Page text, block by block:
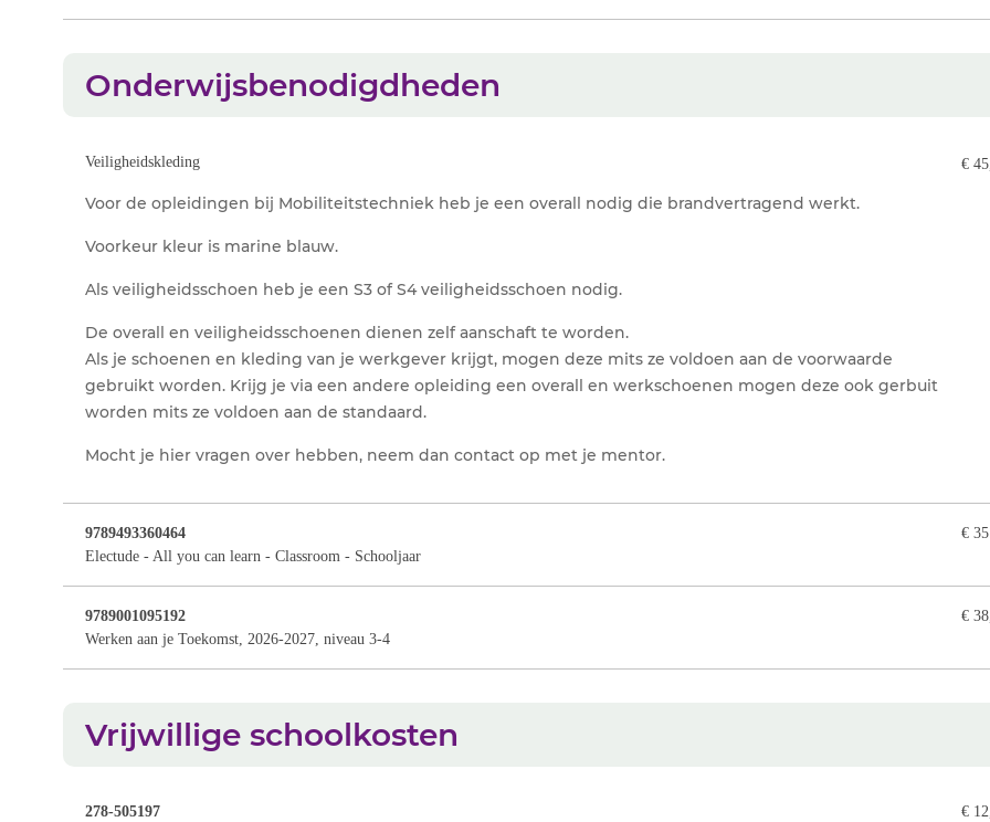
Onderwijsbenodigdheden
Veiligheidskleding
Voor de opleidingen bij Mobiliteitstechniek heb je een overall nodig die brandvertragend werkt.
Voorkeur kleur is marine blauw.
Als veiligheidsschoen heb je een S3 of S4 veiligheidsschoen nodig.
De overall en veiligheidsschoenen dienen zelf aanschaft te worden.
Als je schoenen en kleding van je werkgever krijgt, mogen deze mits ze voldoen aan de voorwaarde
gebruikt worden. Krijg je via een andere opleiding een overall en werkschoenen mogen deze ook gerbuit
worden mits ze voldoen aan de standaard.
Mocht je hier vragen over hebben, neem dan contact op met je mentor.
€
9789493360464
Electude - All you can learn - Classroom - Schooljaar
€
9789001095192
Werken aan je Toekomst, 2026-2027, niveau 3-4
€
Vrijwillige schoolkosten
278-505197
€